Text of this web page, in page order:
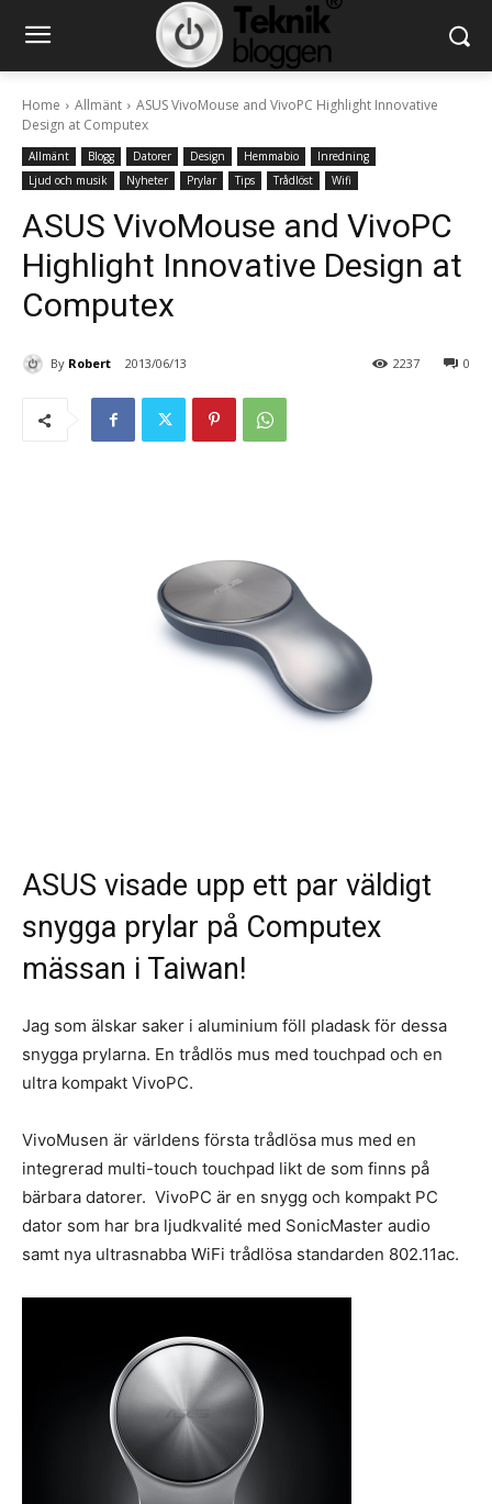
Home Allmänt
ASUS VivoMouse and VivoPC Highlight Innovative
Design at Computex
Allmänt Blogg Datorer Design Hemmabio
Inredning
Ljud och musik
Nyheter Prylar Tips Trådlöst Wifi
ASUS VivoMouse and VivoPC
Highlight Innovative Design at
Computex
By Robert 2013/06/13 0
2237
ASUS visade upp ett par väldigt
snygga prylar på Computex
mässan i Taiwan!
Jag som älskar saker i aluminium föll pladask för dessa
snygga prylarna. En trådlös mus med touchpad och en
ultra kompakt VivoPC.
VivoMusen är världens första trådlösa mus med en
integrerad multi-touch touchpad likt de som finns på
bärbara datorer. VivoPC är en snygg och kompakt PC
dator som har bra ljudkvalité med SonicMaster audio
samt nya ultrasnabba WiFi trådlösa standarden 802.11ac.